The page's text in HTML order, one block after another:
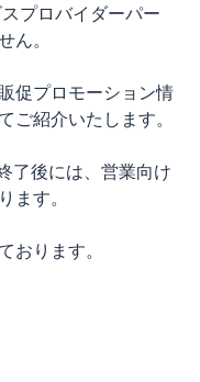
プロバイダーパー
ん。
促プロモーション情
ご紹介いたします。​
了後には、営業向け
ます。​
おります。